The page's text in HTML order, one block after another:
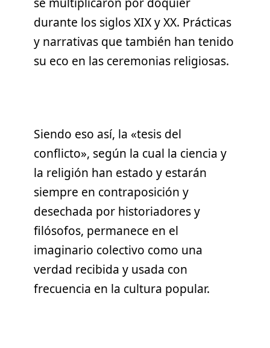
durante los siglos XIX y XX. Prácticas
y narrativas que también han tenido
su eco en las ceremonias religiosas.
Siendo eso así, la «tesis del
conflicto», según la cual la ciencia y
la religión han estado y estarán
siempre en contraposición y
desechada por historiadores y
filósofos, permanece en el
imaginario colectivo como una
verdad recibida y usada con
frecuencia en la cultura popular.